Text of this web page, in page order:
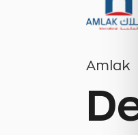
Amlak